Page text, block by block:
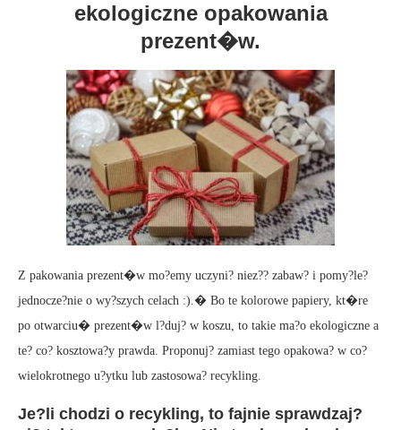
ekologiczne opakowania
prezent�w.
Z pakowania prezent�w mo?emy uczyni? niez?? zabaw? i pomy?le?
jednocze?nie o wy?szych celach :).� Bo te kolorowe papiery, kt�re
po otwarciu� prezent�w l?duj? w koszu, to takie ma?o ekologiczne a
te? co? kosztowa?y prawda. Proponuj? zamiast tego opakowa? w co?
wielokrotnego u?ytku lub zastosowa? recykling.
Je?li chodzi o recykling, to fajnie sprawdzaj?